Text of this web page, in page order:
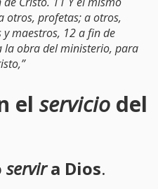
otros, profetas; a otros,
maestros, 12 a fin de
la obra del ministerio, para
el servicio del
servira Dios.